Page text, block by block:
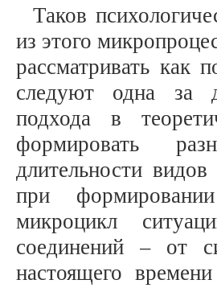
Таков
из этого
рассматривать как
следуют одна за
подхода в
формировать
длительности
при
микроцикл
соединений – от
настоящего